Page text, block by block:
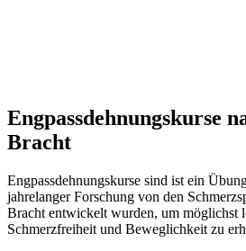
Engpassdehnungskurse
Bracht
Engpassdehnungskurse sind ist ein
jahrelanger Forschung von den
Bracht entwickelt wurden, um möglichst
Schmerzfreiheit und Beweglichkeit zu